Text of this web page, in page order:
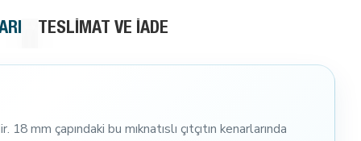
TESLIMAT VE İADE
mm çapındaki bu mıknatıslı çıtçıtın kenarlarında